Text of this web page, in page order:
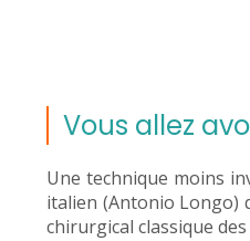
Vous allez
Une technique moins
italien (Antonio Longo)
chirurgical classique